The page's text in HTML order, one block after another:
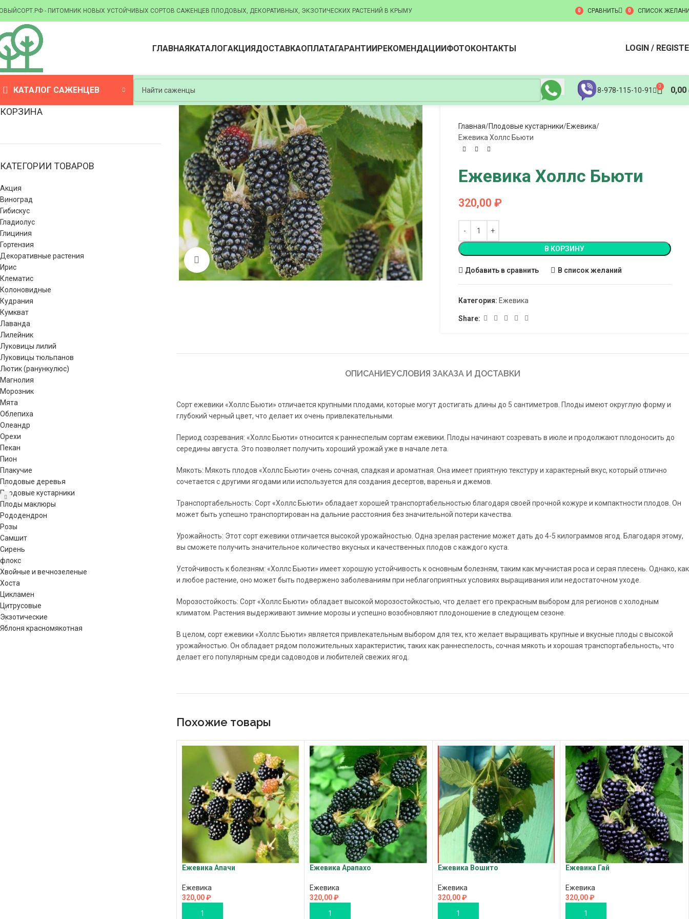
- ПИТОМНИК НОВЫХ УСТОЙЧИВЫХ СОРТОВ САЖЕНЦЕВ ПЛОДОВЫХ, ДЕКОРАТИВНЫХ, ЭКЗОТИЧЕСКИХ РАСТЕНИЙ В КРЫМУ 0 СРАВНИТЬ 0 СПИСОК
ГЛАВНАЯКАТАЛОГАКЦИЯДОСТАВКАОПЛАТАГАРАНТИИРЕКОМЕНДАЦИИФОТОКОНТАКТЫ LOGIN /
КАТАЛОГ САЖЕНЦЕВ 8-978-115-10-91 0 0,00
КОРЗИНА
КАТЕГОРИИ ТОВАРОВ
Акция
Виноград
Гибискус
Гладиолус
Глициния
Гортензия
Декоративные растения
Ирис
Клематис
Колоновидные
Кудрания
Кумкват
Лаванда
Лилейник
Луковицы лилий
Луковицы тюльпанов
Лютик (ранункулюс)
Магнолия
Морозник
Мята
Облепиха
Олеандр
Орехи
Пекан
Пион
Плакучие
Плодовые деревья
Плодовые кустарники
Плоды маклюры
Рододендрон
Розы
Самшит
Сирень
флокс
Хвойные и вечнозеленые
Хоста
Цикламен
Цитрусовые
Экзотические
Яблоня красномякотная
Click to enlarge
Главная Плодовые кустарники Ежевика
Ежевика Холлс Бьюти
Ежевика Холлс Бьюти
320,00 ₽
В КОРЗИНУ
Добавить в сравнить В список желаний
Категория: Ежевика
Share:
ОПИСАНИЕУСЛОВИЯ ЗАКАЗА И ДОСТАВКИ
Сорт ежевики «Холлс Бьюти» отличается крупными плодами, которые могут достигать длины до 5 сантиметров. Плоды имеют округлую форму и
глубокий черный цвет, что делает их очень привлекательными.
Период созревания: «Холлс Бьюти» относится к раннеспелым сортам ежевики. Плоды начинают созревать в июле и продолжают плодоносить до
середины августа. Это позволяет получить хороший урожай уже в начале лета.
Мякоть: Мякоть плодов «Холлс Бьюти» очень сочная, сладкая и ароматная. Она имеет приятную текстуру и характерный вкус, который отлично
сочетается с другими ягодами или используется для создания десертов, варенья и джемов.
Транспортабельность: Сорт «Холлс Бьюти» обладает хорошей транспортабельностью благодаря своей прочной кожуре и компактности плодов. Он
может быть успешно транспортирован на дальние расстояния без значительной потери качества.
Урожайность: Этот сорт ежевики отличается высокой урожайностью. Одна зрелая растение может дать до 4-5 килограммов ягод. Благодаря этому,
вы сможете получить значительное количество вкусных и качественных плодов с каждого куста.
Устойчивость к болезням: «Холлс Бьюти» имеет хорошую устойчивость к основным болезням, таким как мучнистая роса и серая плесень. Однако, как
и любое растение, оно может быть подвержено заболеваниям при неблагоприятных условиях выращивания или недостаточном уходе.
Морозостойкость: Сорт «Холлс Бьюти» обладает высокой морозостойкостью, что делает его прекрасным выбором для регионов с холодным
климатом. Растения выдерживают зимние морозы и успешно возобновляют плодоношение в следующем сезоне.
В целом, сорт ежевики «Холлс Бьюти» является привлекательным выбором для тех, кто желает выращивать крупные и вкусные плоды с высокой
урожайностью. Он обладает рядом положительных характеристик, таких как раннеспелость, сочная мякоть и хорошая транспортабельность, что
делает его популярным среди садоводов и любителей свежих ягод.
Похожие товары
Ежевика Апачи
Ежевика
320,00₽
В КОРЗИНУ
Ежевика Арапахо
Ежевика
320,00₽
В КОРЗИНУ
Ежевика Вошито
Ежевика
320,00₽
В КОРЗИНУ
Ежевика Гай
Ежевика
320,00₽
В КОРЗИНУ